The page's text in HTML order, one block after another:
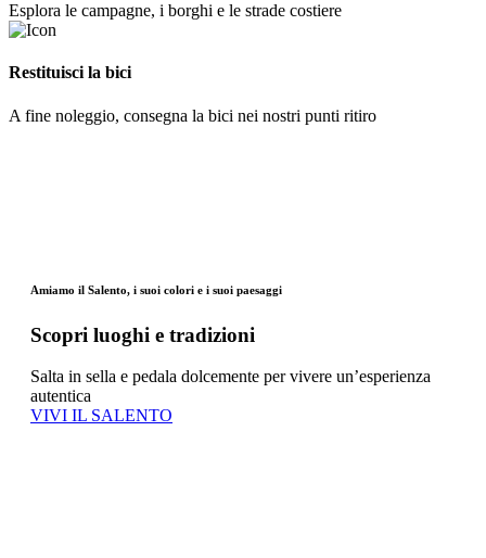
Esplora le campagne, i borghi e le strade costiere
Restituisci la bici
A fine noleggio, consegna la bici nei nostri punti ritiro
Amiamo il Salento, i suoi colori e i suoi paesaggi
Scopri luoghi e tradizioni
Salta in sella e pedala dolcemente per vivere un’esperienza
autentica
VIVI IL SALENTO